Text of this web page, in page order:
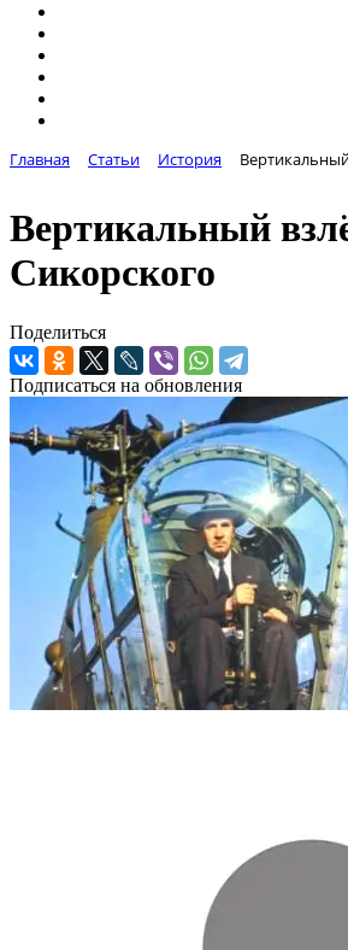
Главная Статьи История
Вертикальный
Сикорского
Поделиться
Подписаться на обновления